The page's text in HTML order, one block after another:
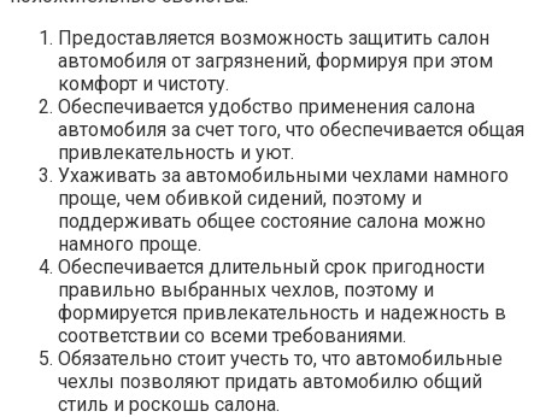
Предоставляется возможность защитить салон
автомобиля от загрязнений, формируя при этом
комфорт и чистоту.
Обеспечивается удобство применения салона
автомобиля за счет того, что обеспечивается общая
привлекательность и уют.
Ухаживать за автомобильными чехлами намного
проще, чем обивкой сидений, поэтому и
поддерживать общее состояние салона можно
намного проще.
Обеспечивается длительный срок пригодности
правильно выбранных чехлов, поэтому и
формируется привлекательность и надежность в
соответствии со всеми требованиями.
Обязательно стоит учесть то, что автомобильные
чехлы позволяют придать автомобилю общий
стиль и роскошь салона.